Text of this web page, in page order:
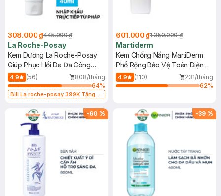
308.000 ₫445.000 ₫
La Roche-Posay
Kem Dưỡng La Roche-Posay
Giúp Phục Hồi Da Đa Công
Dụng 40ml
4.9 (56)
808/tháng
64%
Bill La roche-posay 399K Tặng
(SL có hạn)
601.000 ₫1.350.000 ₫
Martiderm
Kem Chống Nắng MartiDerm
Phổ Rộng Bảo Vệ Toàn Diện
40ml
4.9 (110)
231/tháng
62%
-60 % -39 %